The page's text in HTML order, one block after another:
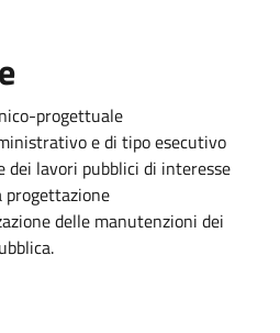
progettuale
e di tipo esecutivo
dei lavori pubblici di interesse
progettazione
delle manutenzioni dei